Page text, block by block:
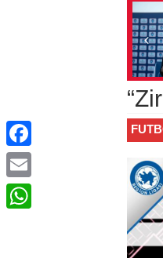
başqanı:
klubuyuq,
ideologiya ilə
ola bilməz”
Facebook
Email